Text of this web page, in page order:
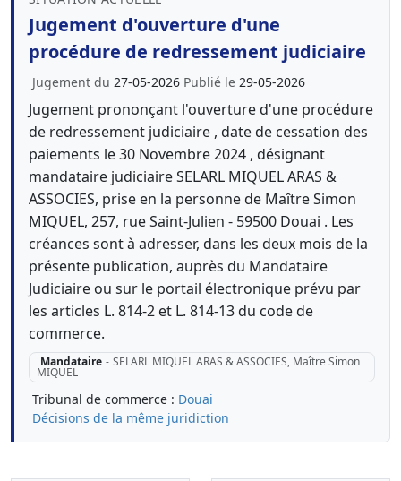
Jugement d'ouverture d'une
procédure de redressement judiciaire
Jugement du 27-05-2026 Publié le 29-05-2026
Jugement prononçant l'ouverture d'une procédure
de redressement judiciaire , date de cessation des
paiements le 30 Novembre 2024 , désignant
mandataire judiciaire SELARL MIQUEL ARAS &
ASSOCIES, prise en la personne de Maître Simon
MIQUEL, 257, rue Saint-Julien - 59500 Douai . Les
créances sont à adresser, dans les deux mois de la
présente publication, auprès du Mandataire
Judiciaire ou sur le portail électronique prévu par
les articles L. 814-2 et L. 814-13 du code de
commerce.
Mandataire - SELARL MIQUEL ARAS & ASSOCIES, Maître Simon
MIQUEL
Tribunal de commerce : Douai
Décisions de la même juridiction